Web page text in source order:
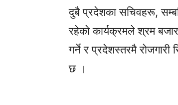
दुबै प्रदेशका सचिवहरू,
रहेको कार्यक्रमले श्रम
गर्ने र प्रदेशस्तरमै रोजगारी
छ ।